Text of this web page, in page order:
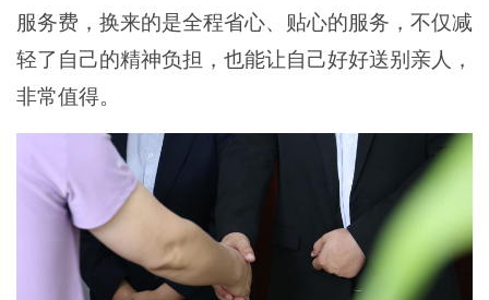
服务费，换来的是全程省心、贴心的服务，不仅减
轻了自己的精神负担，也能让自己好好送别亲人，
非常值得。